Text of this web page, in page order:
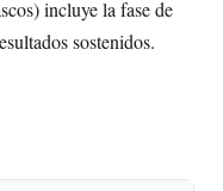
incluye la fase de
sostenidos.